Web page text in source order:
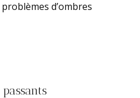
d’ombres